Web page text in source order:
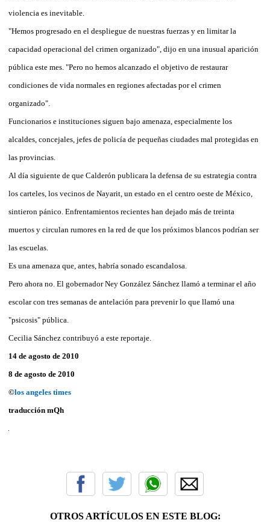
violencia es inevitable.
"Hemos progresado en el despliegue de nuestras fuerzas y en limitar la
capacidad operacional del crimen organizado", dijo en una inusual aparición
pública este mes. "Pero no hemos alcanzado el objetivo de restaurar
condiciones de vida normales en regiones afectadas por el crimen
organizado".
Funcionarios e instituciones siguen bajo amenaza, especialmente los
alcaldes, concejales, jefes de policía de pequeñas ciudades mal protegidas en
las provincias.
Al día siguiente de que Calderón publicara la defensa de su estrategia contra
los carteles, los vecinos de Nayarit, un estado en el centro oeste de México,
sintieron pánico. Enfrentamientos recientes han dejado más de treinta
muertos y circulan rumores en la red de que los próximos blancos podrían ser
las escuelas.
Es una amenaza que, antes, habría sonado escandalosa.
Pero ahora no. El gobernador Ney González Sánchez llamó a terminar el año
escolar con tres semanas de antelación para prevenir lo que llamó una
"psicosis" pública.
Cecilia Sánchez contribuyó a este reportaje.
14 de agosto de 2010
8 de agosto de 2010
©los angeles times
traducción mQh
OTROS ARTÍCULOS EN ESTE BLOG: